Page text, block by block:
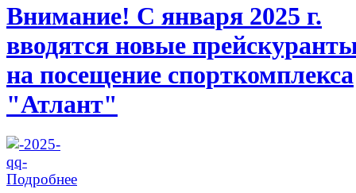
Внимание! С января 2025 г.
вводятся новые
на посещение спорткомплекса
"Атлант"
Подробнее